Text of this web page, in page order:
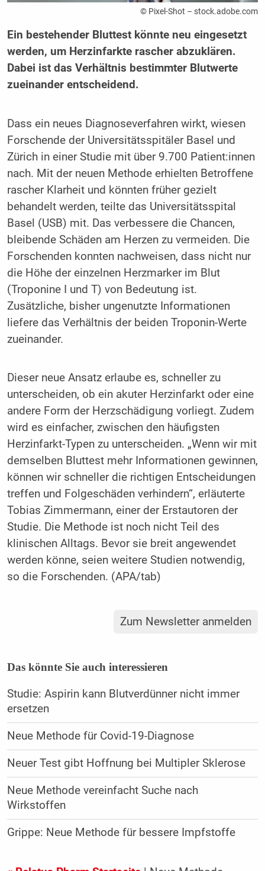
© Pixel-Shot – stock.adobe.com
Ein bestehender Bluttest könnte neu eingesetzt
werden, um Herzinfarkte rascher abzuklären.
Dabei ist das Verhältnis bestimmter Blutwerte
zueinander entscheidend.
Dass ein neues Diagnoseverfahren wirkt, wiesen
Forschende der Universitätsspitäler Basel und
Zürich in einer Studie mit über 9.700 Patient:innen
nach. Mit der neuen Methode erhielten Betroffene
rascher Klarheit und könnten früher gezielt
behandelt werden, teilte das Universitätsspital
Basel (USB) mit. Das verbessere die Chancen,
bleibende Schäden am Herzen zu vermeiden. Die
Forschenden konnten nachweisen, dass nicht nur
die Höhe der einzelnen Herzmarker im Blut
(Troponine I und T) von Bedeutung ist.
Zusätzliche, bisher ungenutzte Informationen
liefere das Verhältnis der beiden Troponin-Werte
zueinander.
Dieser neue Ansatz erlaube es, schneller zu
unterscheiden, ob ein akuter Herzinfarkt oder eine
andere Form der Herzschädigung vorliegt. Zudem
wird es einfacher, zwischen den häufigsten
Herzinfarkt-Typen zu unterscheiden. „Wenn wir mit
demselben Bluttest mehr Informationen gewinnen,
können wir schneller die richtigen Entscheidungen
treffen und Folgeschäden verhindern“, erläuterte
Tobias Zimmermann, einer der Erstautoren der
Studie. Die Methode ist noch nicht Teil des
klinischen Alltags. Bevor sie breit angewendet
werden könne, seien weitere Studien notwendig,
so die Forschenden. (APA/tab)
Zum Newsletter anmelden
Das könnte Sie auch interessieren
Studie: Aspirin kann Blutverdünner nicht immer
ersetzen
Neue Methode für Covid-19-Diagnose
Neuer Test gibt Hoffnung bei Multipler Sklerose
Neue Methode vereinfacht Suche nach
Wirkstoffen
Grippe: Neue Methode für bessere Impfstoffe